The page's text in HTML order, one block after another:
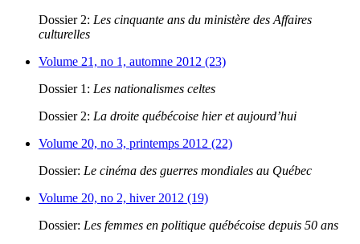
Dossier 2: Les cinquante ans du ministère des Affaires
culturelles
Volume 21, no 1, automne 2012 (23)
Dossier 1: Les nationalismes celtes
Dossier 2: La droite québécoise hier et aujourd’hui
Volume 20, no 3, printemps 2012 (22)
Dossier: Le cinéma des guerres mondiales au Québec
Volume 20, no 2, hiver 2012 (19)
Dossier: Les femmes en politique québécoise depuis 50 ans